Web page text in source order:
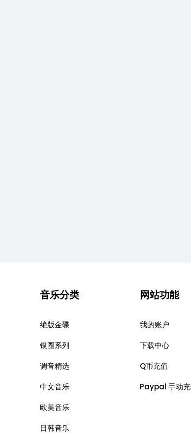
音乐分类
绝版金碟
银圈系列
调音精选
中文音乐
欧美音乐
日韩音乐
网站功能
我的账户
下载中心
Q币充值
Paypal 手动